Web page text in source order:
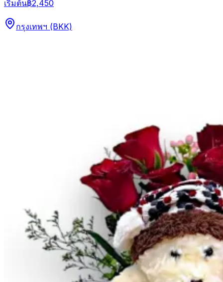
เริ่มต้น฿2,450
กรุงเทพฯ (BKK)